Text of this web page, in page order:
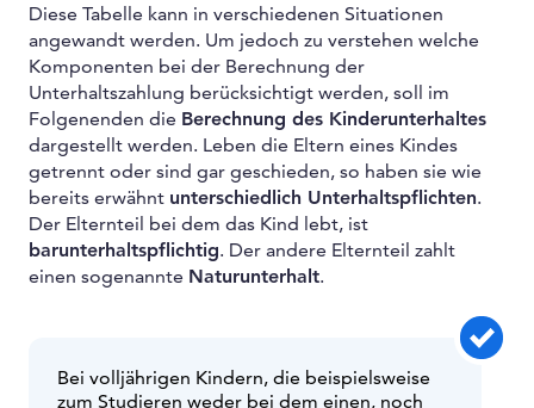
Diese Tabelle kann in verschiedenen Situationen
angewandt werden. Um jedoch zu verstehen welche
Komponenten bei der Berechnung der
Unterhaltszahlung berücksichtigt werden, soll im
Folgenenden die Berechnung des Kinderunterhaltes
dargestellt werden. Leben die Eltern eines Kindes
getrennt oder sind gar geschieden, so haben sie wie
bereits erwähnt unterschiedlich Unterhaltspflichten.
Der Elternteil bei dem das Kind lebt, ist
barunterhaltspflichtig. Der andere Elternteil zahlt
einen sogenannte Naturunterhalt.
Bei volljährigen Kindern, die beispielsweise
zum Studieren weder bei dem einen, noch